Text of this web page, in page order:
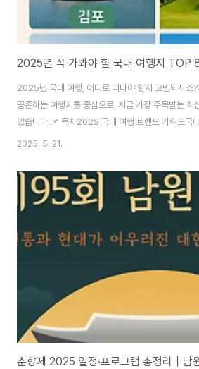
2025년 꼭 가봐야 할 국내 여행지 TOP
2025년 국내 여행, 어디로 떠나야 할지 고민되시죠?
공존하는 여행지를 중심으로, 지금 가장 주목받는 최
았습니다.📌 목차2025 국내 여행 트렌드 키워드국
는 신규 여행지자주 묻는 질문 (FAQ)🧭 2025 국내
망, 휴식 위주 콘텐츠미식 투어: 전통시장, 맛집, 로컬
동반 여행: 펫 전용 숙소와 액티비티 증가🌟 국내 여
가까운 레저 & 힐링 ..
2025. 5. 21.
춘향제 2025 일정·프로그램 총정리｜남